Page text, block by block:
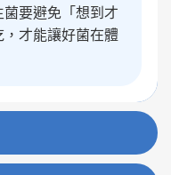
要避免「想到才
才能讓好菌在體